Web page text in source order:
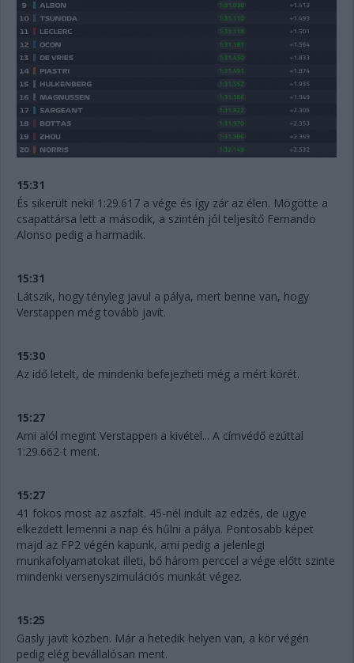
15:31
És sikerült neki! 1:29.617 a vége és így zár az élen. Mögötte a
csapattársa lett a második, a szintén jól teljesítő Fernando
Alonso pedig a harmadik.
15:31
Látszik, hogy tényleg javul a pálya, mert benne van, hogy
Verstappen még tovább javít.
15:30
Az idő letelt, de mindenki befejezheti még a mért körét.
15:27
Ami alól megint Verstappen a kivétel... A címvédő ezúttal
1:29.662-t ment.
15:27
41 fokos most az aszfalt. 45-nél indult az edzés, de ugye
elkezdett lemenni a nap és hűlni a pálya. Pontosabb képet
majd az FP2 végén kapunk, ami pedig a jelenlegi
munkafolyamatokat illeti, bő három perccel a vége előtt szinte
mindenki versenyszimulációs munkát végez.
15:25
Gasly javít közben. Már a hetedik helyen van, a kör végén
pedig elég bevállalósan ment.